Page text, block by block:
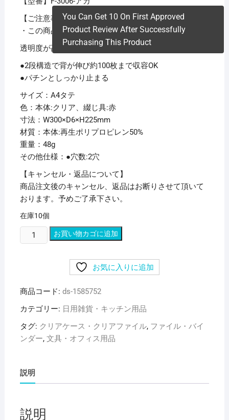
【ご注意事項】
・この商品は下記内容×40セットでお届けします。
透明度が高い!!
●2段構造で背が伸び約100枚まで収容OK
●パチンとしっかり止まる
サイズ：A4タテ
色：本体:クリア、綴じ具:赤
寸法：W300×D6×H225mm
材質：本体:再生ポリプロピレン50%
重量：48g
その他仕様：●穴数:2穴
【キャンセル・返品について】
商品注文後のキャンセル、返品はお断りさせて頂いて
おります。予めご了承下さい。
在庫10個
You Can Get 10 On First Approved
Product Review After Successfully
Purchasing This Product
と
ト
ラ
ル
ー
ー
フ
ル
お買い物カゴに追加
お気に入りに追加
商品コード: ds-1585752
カテゴリー: 日用雑貨・キッチン用品
タグ: クリアケース・クリアファイル, ファイル・バイ
ンダー, 文具・オフィス用品
説明
説明